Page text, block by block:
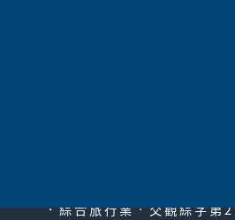
．綜合旅行業‧交觀綜字第